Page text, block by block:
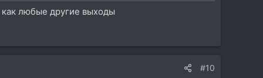
как любые другие выходы
#10